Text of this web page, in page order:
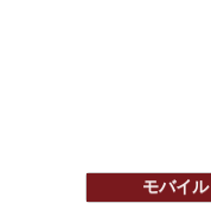
モバイル